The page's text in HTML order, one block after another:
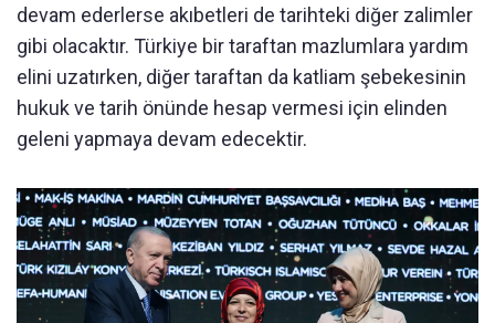
devam ederlerse akıbetleri de tarihteki diğer zalimler
gibi olacaktır. Türkiye bir taraftan mazlumlara yardım
elini uzatırken, diğer taraftan da katliam şebekesinin
hukuk ve tarih önünde hesap vermesi için elinden
geleni yapmaya devam edecektir.